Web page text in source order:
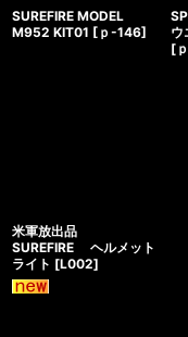
SUREFIRE MODEL
M952 KIT01 [ ｐ-146]
ウ
[
米軍放出品
SUREFIRE ヘルメット
ライト [L002]